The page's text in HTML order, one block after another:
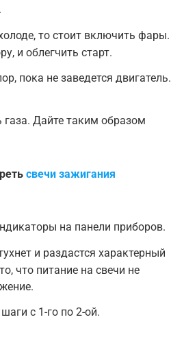
то стоит включить фары.
и облегчить старт.
пока не заведется двигатель.
газа. Дайте таким образом
свечи зажигания
на панели приборов.
и раздастся характерный
что питание на свечи не
с 1-го по 2-ой.